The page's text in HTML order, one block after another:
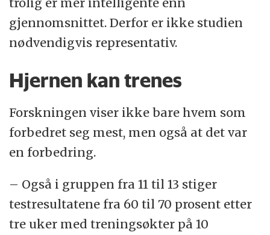
gjennomsnittet. Derfor er ikke studien
nødvendigvis representativ.
Hjernen kan trenes
Forskningen viser ikke bare hvem som
forbedret seg mest, men også at det var
en forbedring.
– Også i gruppen fra 11 til 13 stiger
testresultatene fra 60 til 70 prosent etter
tre uker med treningsøkter på 10